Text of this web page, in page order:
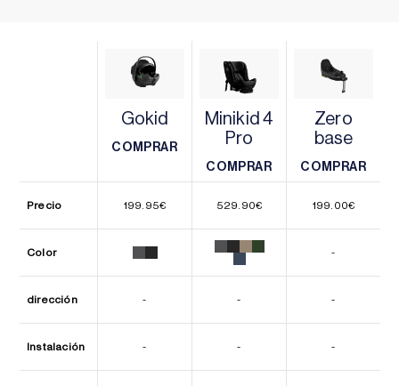
Gokid
COMPRAR
Minikid 4
Pro
COMPRAR
COMPRAR
Zero
base
COMPRAR
COMPRAR
Precio 199.95€ 529.90€ 199.00€
Color -
dirección - - -
Instalación - - -